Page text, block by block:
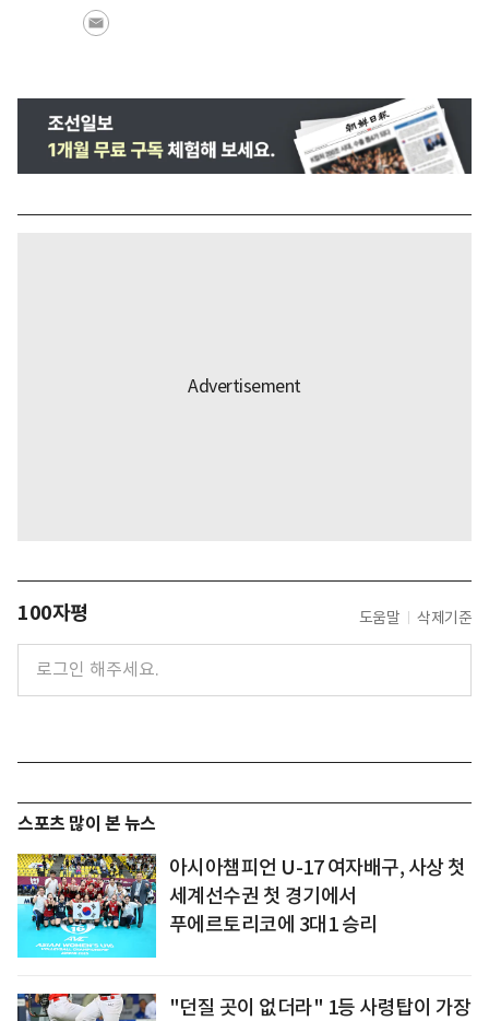
100자평 도움말 삭제기준
스포츠 많이 본 뉴스
아시아챔피언 U-17 여자배구, 사상 첫
세계선수권 첫 경기에서
푸에르토리코에 3대1 승리
"던질 곳이 없더라" 1등 사령탑이 가장